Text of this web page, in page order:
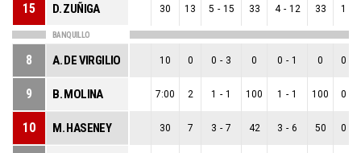
15 D. ZUÑIGA 30 13 5 - 15 33 4 - 12 33 1
BANQUILLO
8 A. DE VIRGILIO 10 0 0 - 3 0 0 - 1 0 0
9 B. MOLINA 7:00 2 1 - 1 100 1 - 1 100 0
10 M. HASENEY 30 7 3 - 7 42 3 - 6 50 0